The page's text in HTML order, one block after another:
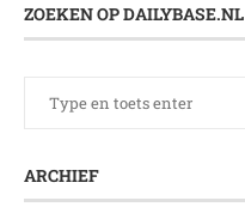
ZOEKEN OP DAILYBASE.NL
ARCHIEF